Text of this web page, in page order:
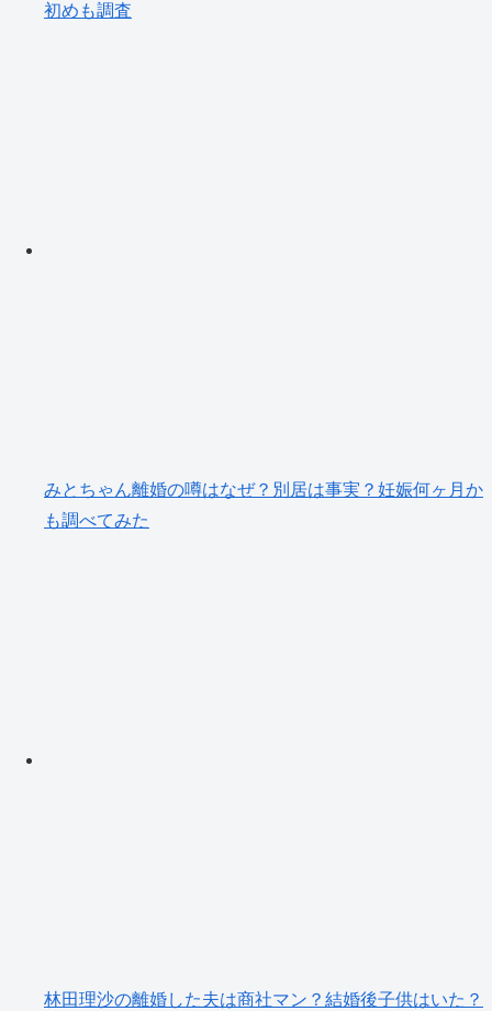
初めも調査
みとちゃん離婚の噂はなぜ？別居は事実？妊娠何ヶ月か
も調べてみた
林田理沙の離婚した夫は商社マン？結婚後子供はいた？